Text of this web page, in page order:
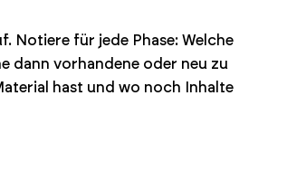
Notiere für jede Phase: Welche
dann vorhandene oder neu zu
hast und wo noch Inhalte